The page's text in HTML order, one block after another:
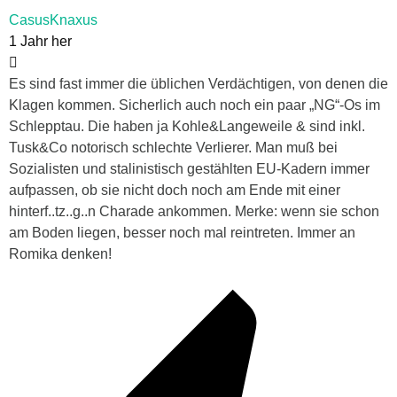
CasusKnaxus
1 Jahr her
Es sind fast immer die üblichen Verdächtigen, von denen die
Klagen kommen. Sicherlich auch noch ein paar „NG“-Os im
Schlepptau. Die haben ja Kohle&Langeweile & sind inkl.
Tusk&Co notorisch schlechte Verlierer. Man muß bei
Sozialisten und stalinistisch gestählten EU-Kadern immer
aufpassen, ob sie nicht doch noch am Ende mit einer
hinterf..tz..g..n Charade ankommen. Merke: wenn sie schon
am Boden liegen, besser noch mal reintreten. Immer an
Romika denken!